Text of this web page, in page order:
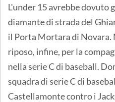
L'under 15 avrebbe dovuto
diamante di strada del
il Porta Mortara di Novara.
riposo, infine, per la
nella serie C di baseball.
squadra di serie C di
Castellamonte contro i